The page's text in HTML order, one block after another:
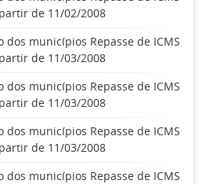
de 11/02/2008
municípios Repasse de ICMS
de 11/03/2008
municípios Repasse de ICMS
de 11/03/2008
municípios Repasse de ICMS
de 11/03/2008
municípios Repasse de ICMS